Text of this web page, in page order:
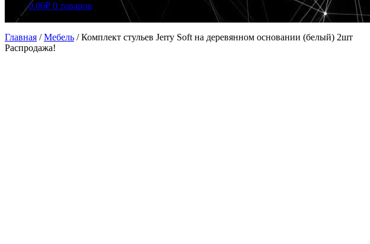
0.00₽ 0 товаров
Главная /Мебель /Комплект стульев Jerry Soft на деревянном основании (белый) 2шт
Распродажа!